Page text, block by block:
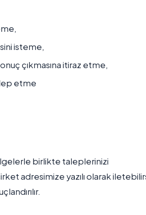
isteme,
çıkmasına itiraz etme,
etme
birlikte taleplerinizi
adresimize yazılı olarak